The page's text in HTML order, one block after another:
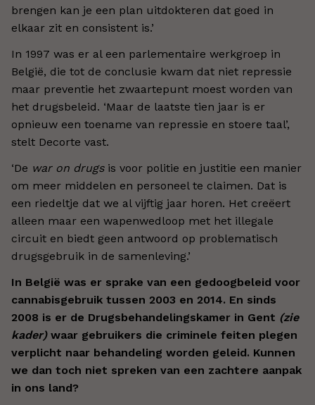
brengen kan je een plan uitdokteren dat goed in
elkaar zit en consistent is.’
In 1997 was er al een parlementaire werkgroep in
België, die tot de conclusie kwam dat niet repressie
maar preventie het zwaartepunt moest worden van
het drugsbeleid. ‘Maar de laatste tien jaar is er
opnieuw een toename van repressie en stoere taal’,
stelt Decorte vast.
‘De war on drugsis voor politie en justitie een manier
om meer middelen en personeel te claimen. Dat is
een riedeltje dat we al vijftig jaar horen. Het creëert
alleen maar een wapenwedloop met het illegale
circuit en biedt geen antwoord op problematisch
drugsgebruik in de samenleving.’
In België was er sprake van een gedoogbeleid voor
cannabisgebruik tussen 2003 en 2014. En sinds
2008 is er de Drugsbehandelingskamer in Gent (zie
kader)waar gebruikers die criminele feiten plegen
verplicht naar behandeling worden geleid. Kunnen
we dan toch niet spreken van een zachtere aanpak
in ons land?